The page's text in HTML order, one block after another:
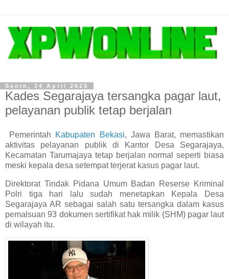
Senin, 14 April 2025
Kades Segarajaya tersangka pagar laut,
pelayanan publik tetap berjalan
Pemerintah Kabupaten Bekasi, Jawa Barat, memastikan
aktivitas pelayanan publik di Kantor Desa Segarajaya,
Kecamatan Tarumajaya tetap berjalan normal seperti biasa
meski kepala desa setempat terjerat kasus pagar laut.
Direktorat Tindak Pidana Umum Badan Reserse Kriminal
Polri tiga hari lalu sudah menetapkan Kepala Desa
Segarajaya AR sebagai salah satu tersangka dalam kasus
pemalsuan 93 dokumen sertifikat hak milik (SHM) pagar laut
di wilayah itu.